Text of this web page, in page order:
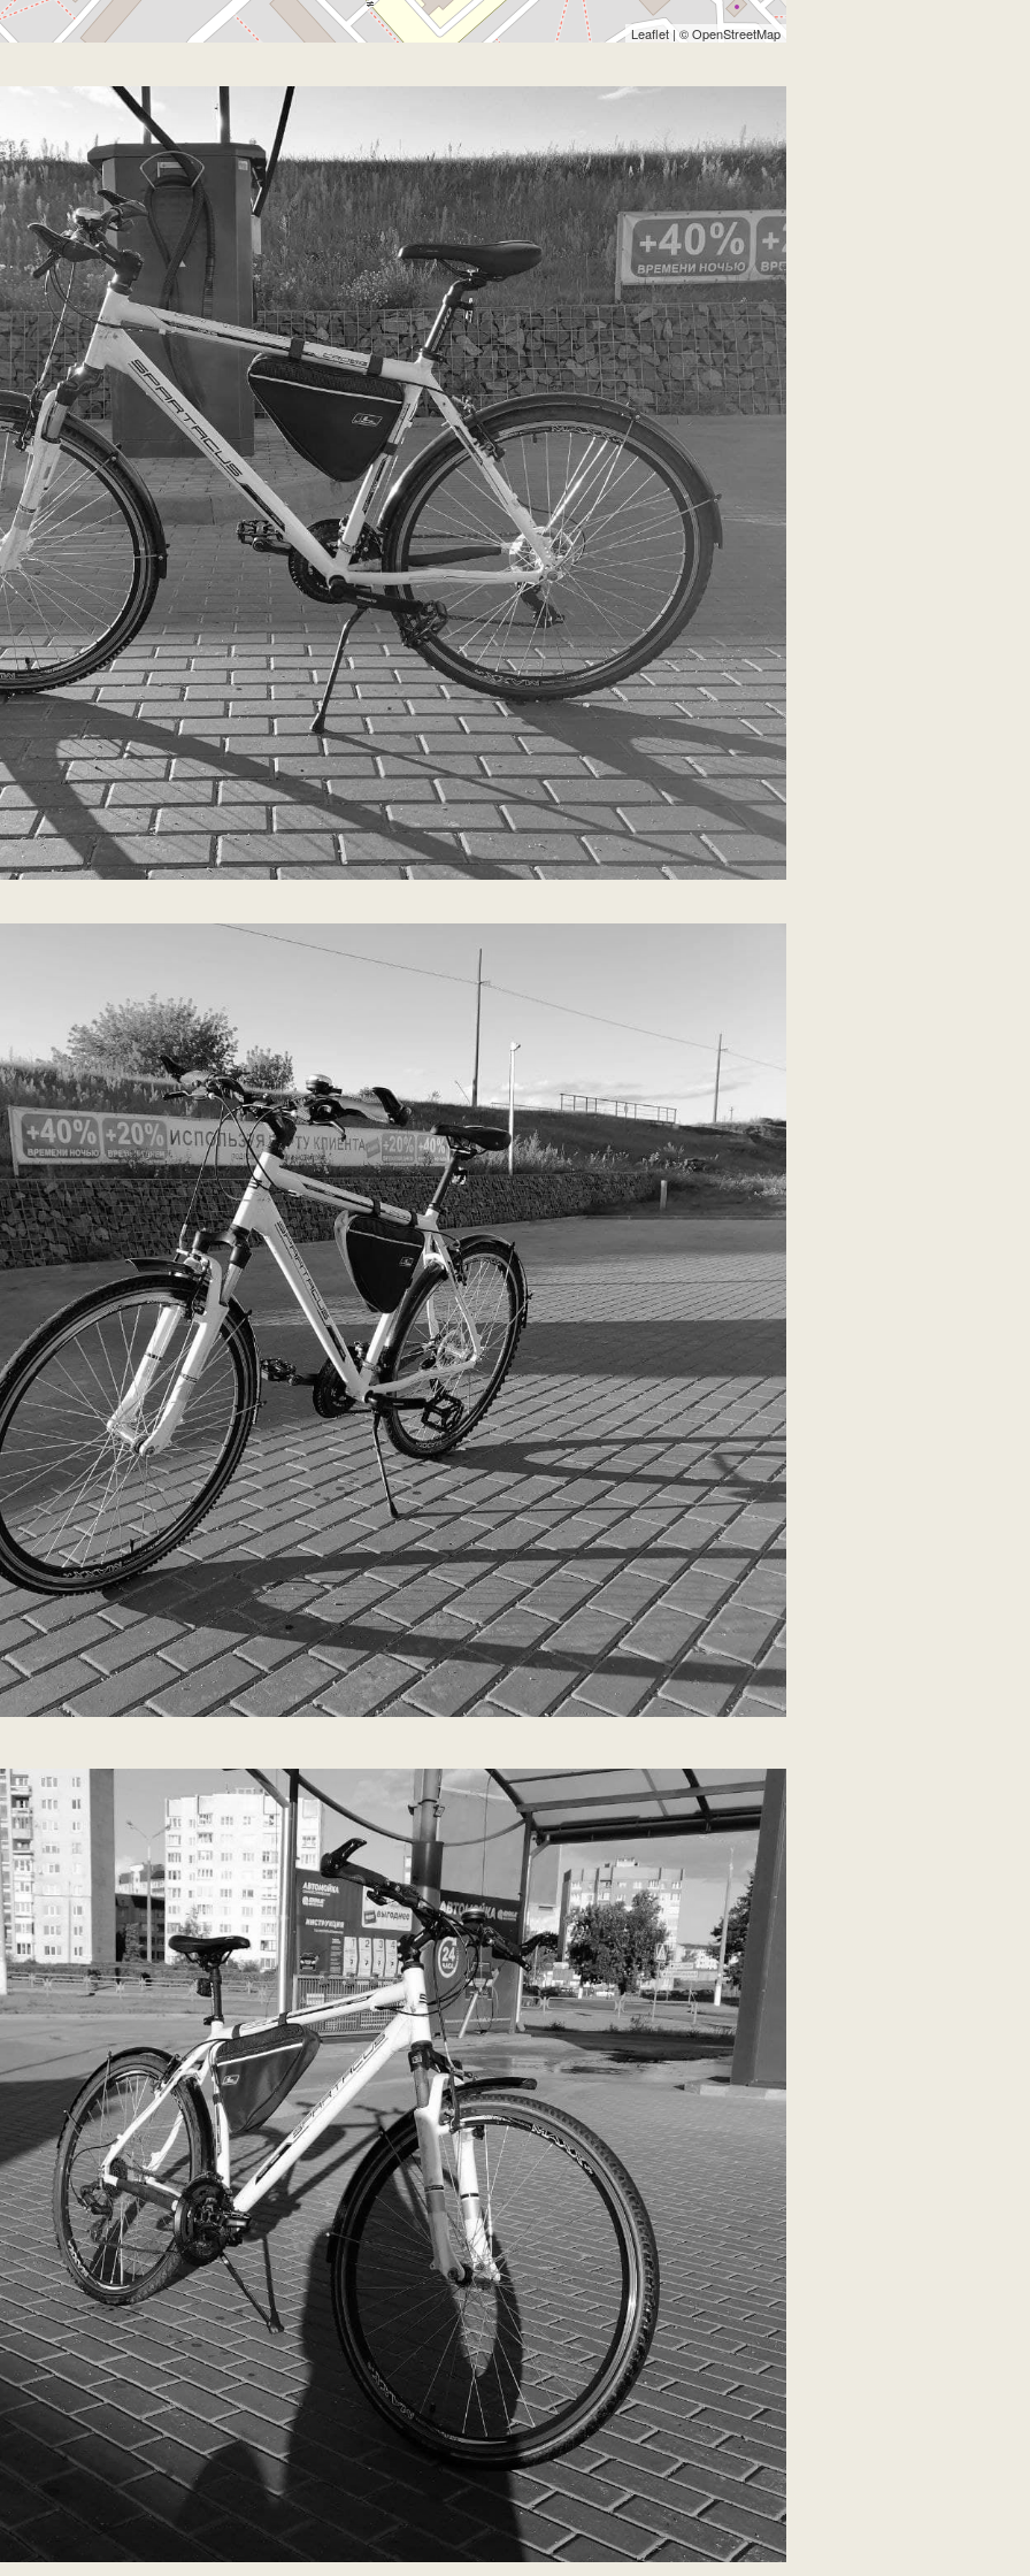
Leaflet | ©OpenStreetMap